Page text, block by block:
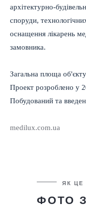
архітектурно-
споруди,
оснащення лікарень
замовника.
Загальна площа
Проект розроблено у
Побудований та
medilux.com.ua
ЯК ЦЕ
ФОТО